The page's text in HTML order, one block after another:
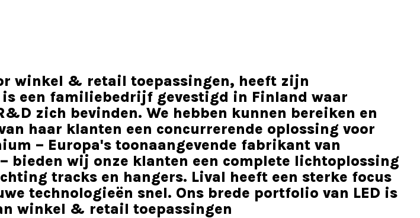
winkel & retail toepassingen, heeft zijn
een familiebedrijf gevestigd in Finland waar
zich bevinden. We hebben kunnen bereiken en
haar klanten een concurrerende oplossing voor
– Europa's toonaangevende fabrikant van
bieden wij onze klanten een complete lichtoplossing
tracks en hangers. Lival heeft een sterke focus
technologieën snel. Ons brede portfolio van LED is
winkel & retail toepassingen